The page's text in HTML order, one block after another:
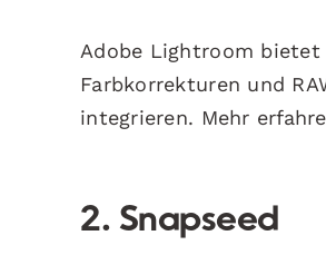
Adobe Lightroom
Farbkorrekturen und
integrieren. Mehr
2. Snapseed